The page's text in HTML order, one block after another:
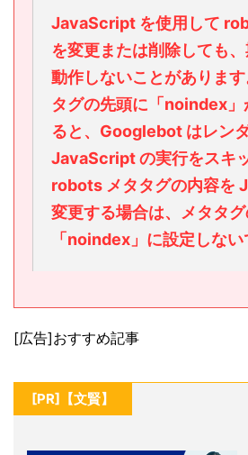
JavaScript を使用して
を変更または削除しても
動作しないことがありま
タグの先頭に「noindex」
ると、Googlebot はレン
JavaScript の実行をスキ
robots メタタグの内容を
変更する場合は、メタタ
「noindex」に設定しない
[広告]おすすめ記事
[PR]【文賢】